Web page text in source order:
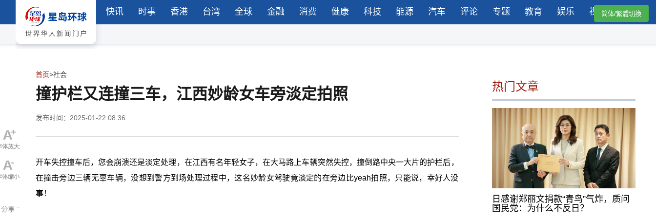
快讯 时事 香港 台湾 全球 金融 消费 健康 科技 能源 汽车 评论 专题 教育 娱乐 视频简体/繁體切換
首页>社会
撞护栏又连撞三车，江西妙龄女车旁淡定拍照
发布时间：2025-01-22 08:36
开车失控撞车后，您会崩溃还是淡定处理，在江西有名年轻女子，在大马路上车辆突然失控，撞倒路中央一大片的护栏后，
在撞击旁边三辆无辜车辆，没想到警方到场处理过程中，这名妙龄女驾驶竟淡定的在旁边比yeah拍照，只能说，幸好人没
事！
热门文章
日感谢郑丽文捐款“青鸟”气炸，质问
国民党：为什么不反日？